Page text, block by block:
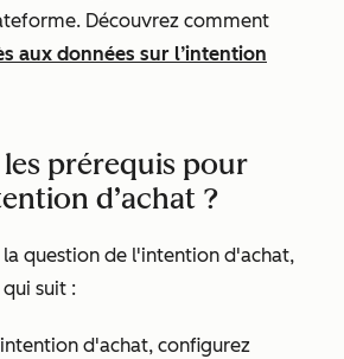
Découvrez comment
aux données sur l’intention
prérequis pour
d’achat ?
question de l'intention d'achat,
suit :
d'achat, configurez